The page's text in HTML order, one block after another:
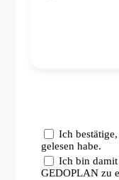
Ich
gelesen habe.
Ich bin
GEDOPLAN zu